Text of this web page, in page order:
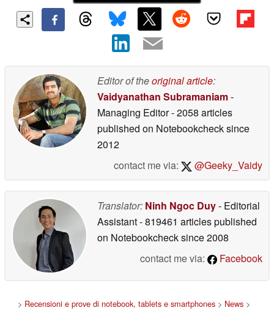
Editor of theoriginal article:
Vaidyanathan Subramaniam-
Managing Editor- 2058 articles
published on Notebookchecksince
2012
contact me via:
@Geeky_Vaidy
Translator: Ninh Ngoc Duy- Editorial
Assistant- 819461 articles published
on Notebookchecksince 2008
contact me via:
Facebook
> Recensioni e prove di notebook, tablets e smartphones > News >